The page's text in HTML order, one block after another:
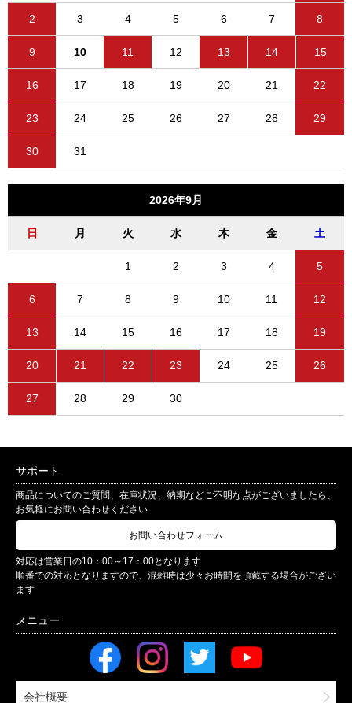
2 3 4 5 6 7 8
9 10 11 12 13 14 15
16 17 18 19 20 21 22
23 24 25 26 27 28 29
30 31
2026年9月
日 月 火 水 木 金 土
1 2 3 4 5
6 7 8 9 10 11 12
13 14 15 16 17 18 19
20 21 22 23 24 25 26
27 28 29 30
サポート
商品についてのご質問、在庫状況、納期などご不明な点がございましたら、
お気軽にお問い合わせください
お問い合わせフォーム
対応は営業日の10：00～17：00となります
順番での対応となりますので、混雑時は少々お時間を頂戴する場合がござい
ます
会社概要